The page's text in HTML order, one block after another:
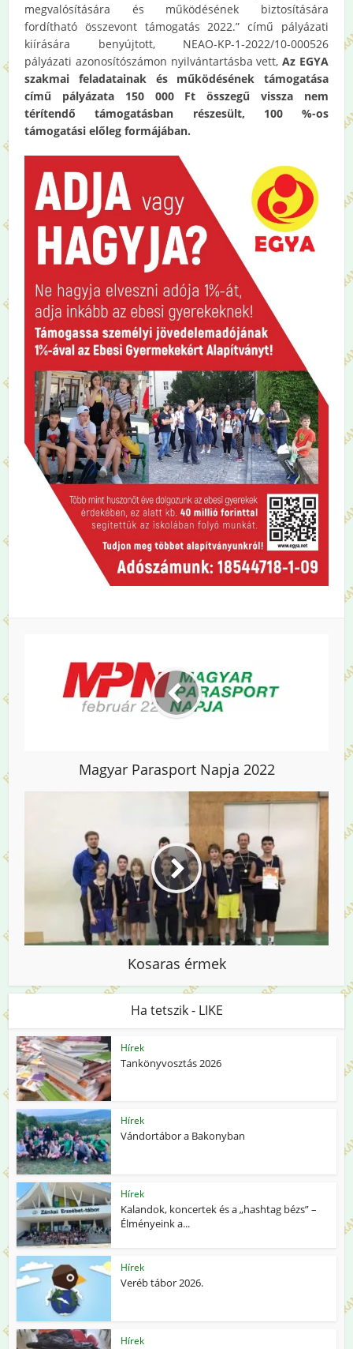
megvalósítására és működésének biztosítására
fordítható összevont támogatás 2022.” című pályázati
kiírására benyújtott, NEAO-KP-1-2022/10-000526
pályázati azonosítószámon nyilvántartásba vett,Az EGYA
szakmai feladatainak és működésének támogatása
című pályázata 150 000 Ft összegű vissza nem
térítendő támogatásban részesült, 100 %-os
támogatási előleg formájában.
Magyar Parasport Napja 2022
Kosaras érmek
Ha tetszik - LIKE
Hírek
Tankönyvosztás 2026
Hírek
Vándortábor a Bakonyban
Hírek
Kalandok, koncertek és a „hashtag bézs” –
Élményeink a...
Hírek
Veréb tábor 2026.
Hírek